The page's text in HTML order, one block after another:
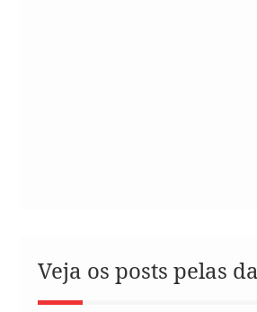
Veja os posts pelas